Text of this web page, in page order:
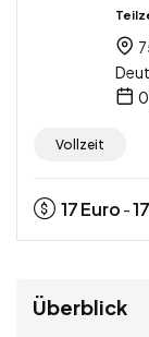
Vollzeit
17Euro -17
Überblick